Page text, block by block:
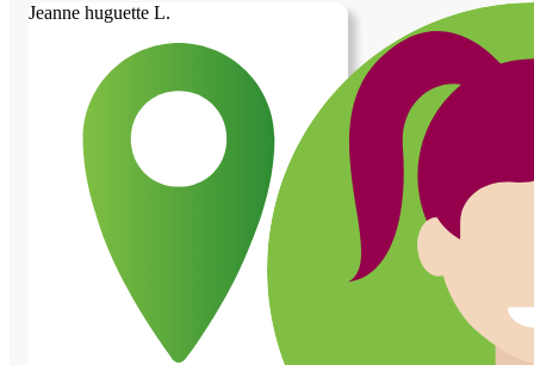
sujet. J'apprécie travailler auprès de
personnes âgées car elles ont du vécu et
du savoir. Je suis systématiquement
apprécié car je suis souriante et volontaire.
J'ai de bonnes manières et du respect. Je
suis également pédagogue et bienveillante.
J'espère avoir le privilège d'être choisie
pour vivre à vos côtés. Au plaisir de faire
votre connaissance.
Jeanne huguette L.